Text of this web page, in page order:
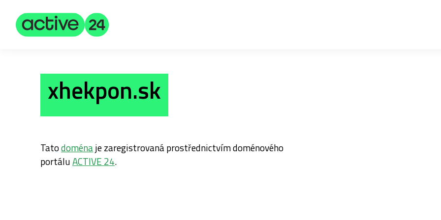
xhekpon.sk
Tatodoménaje zaregistrovaná prostřednictvím doménového
portáluACTIVE 24.